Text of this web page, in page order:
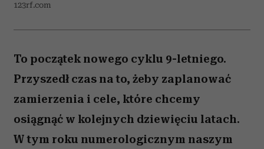
123rf.com
To początek nowego cyklu 9-letniego.
Przyszedł czas na to, żeby zaplanować
zamierzenia i cele, które chcemy
osiągnąć w kolejnych dziewięciu latach.
W tym roku numerologicznym naszym